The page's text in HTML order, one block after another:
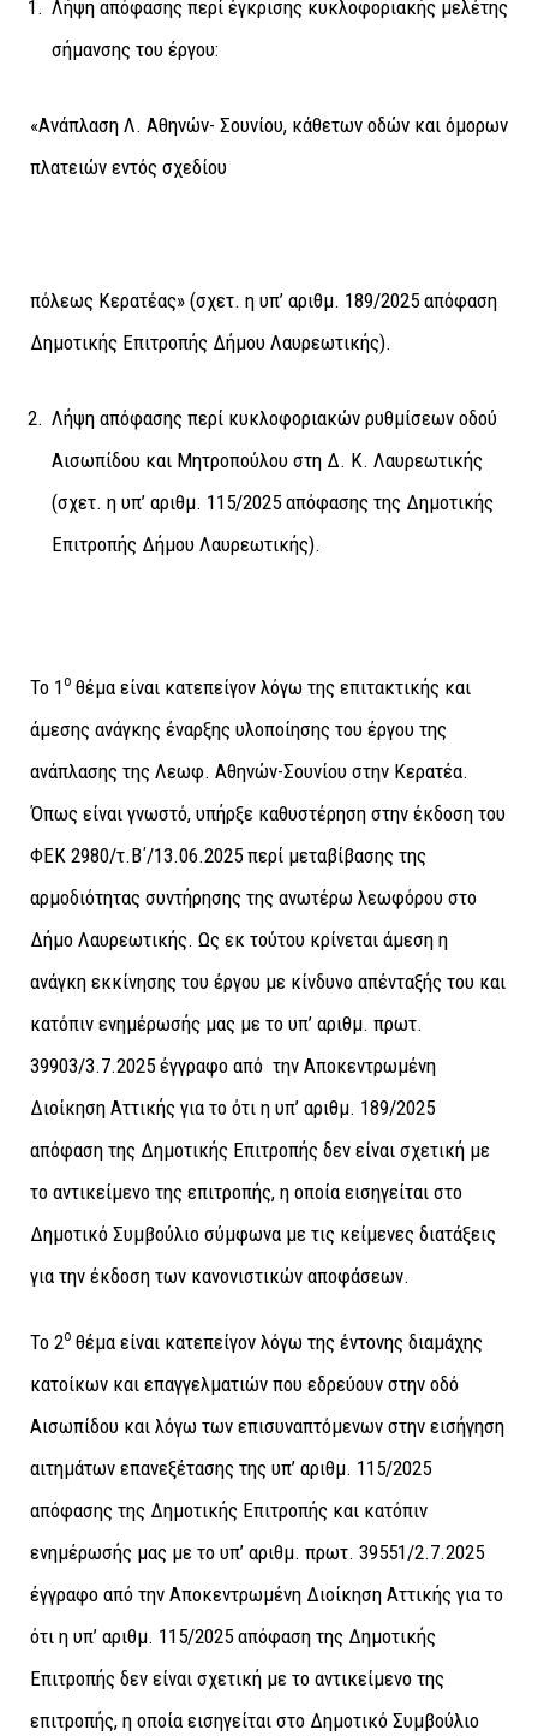
Λήψη απόφασης περί έγκρισης κυκλοφοριακής μελέτης
σήμανσης του έργου:
«Ανάπλαση Λ. Αθηνών- Σουνίου, κάθετων οδών και όμορων
πλατειών εντός σχεδίου
πόλεως Κερατέας» (σχετ. η υπ’ αριθμ. 189/2025 απόφαση
Δημοτικής Επιτροπής Δήμου Λαυρεωτικής).
Λήψη απόφασης περί κυκλοφοριακών ρυθμίσεων οδού
Αισωπίδου και Μητροπούλου στη Δ. Κ. Λαυρεωτικής
(σχετ. η υπ’ αριθμ. 115/2025 απόφασης της Δημοτικής
Επιτροπής Δήμου Λαυρεωτικής).
Το 1ο θέμα είναι κατεπείγον λόγω της επιτακτικής και
άμεσης ανάγκης έναρξης υλοποίησης του έργου της
ανάπλασης της Λεωφ. Αθηνών-Σουνίου στην Κερατέα.
Όπως είναι γνωστό, υπήρξε καθυστέρηση στην έκδοση του
ΦΕΚ 2980/τ.Β΄/13.06.2025 περί μεταβίβασης της
αρμοδιότητας συντήρησης της ανωτέρω λεωφόρου στο
Δήμο Λαυρεωτικής. Ως εκ τούτου κρίνεται άμεση η
ανάγκη εκκίνησης του έργου με κίνδυνο απένταξής του και
κατόπιν ενημέρωσής μας με το υπ’ αριθμ. πρωτ.
39903/3.7.2025 έγγραφο από την Αποκεντρωμένη
Διοίκηση Αττικής για το ότι η υπ’ αριθμ. 189/2025
απόφαση της Δημοτικής Επιτροπής δεν είναι σχετική με
το αντικείμενο της επιτροπής, η οποία εισηγείται στο
Δημοτικό Συμβούλιο σύμφωνα με τις κείμενες διατάξεις
για την έκδοση των κανονιστικών αποφάσεων.
Το 2ο θέμα είναι κατεπείγον λόγω της έντονης διαμάχης
κατοίκων και επαγγελματιών που εδρεύουν στην οδό
Αισωπίδου και λόγω των επισυναπτόμενων στην εισήγηση
αιτημάτων επανεξέτασης της υπ’ αριθμ. 115/2025
απόφασης της Δημοτικής Επιτροπής και κατόπιν
ενημέρωσής μας με το υπ’ αριθμ. πρωτ. 39551/2.7.2025
έγγραφο από την Αποκεντρωμένη Διοίκηση Αττικής για το
ότι η υπ’ αριθμ. 115/2025 απόφαση της Δημοτικής
Επιτροπής δεν είναι σχετική με το αντικείμενο της
επιτροπής, η οποία εισηγείται στο Δημοτικό Συμβούλιο